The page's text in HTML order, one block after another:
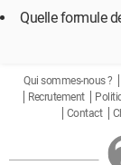
Quelle formule
Qui sommes-nous ?
Recrutement
Contact